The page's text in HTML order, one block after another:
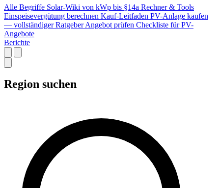
Alle Begriffe Solar-Wiki von kWp bis §14a Rechner & Tools
Einspeisevergütung berechnen Kauf-Leitfaden PV-Anlage kaufen
— vollständiger Ratgeber Angebot prüfen Checkliste für PV-
Angebote
Berichte
Region suchen